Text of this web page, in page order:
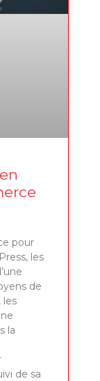
pour
les
de
les
la
de sa